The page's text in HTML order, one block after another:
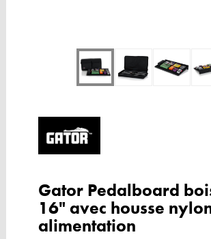
Gator Pedalboard
16" avec housse
alimentation